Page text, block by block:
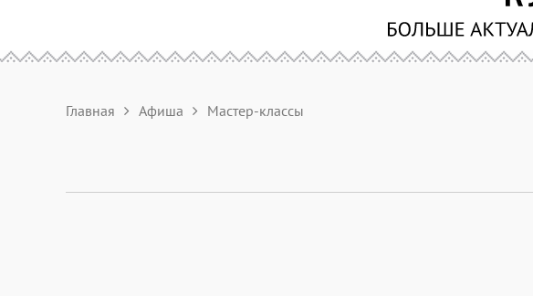
Главная Афиша Мастер-классы